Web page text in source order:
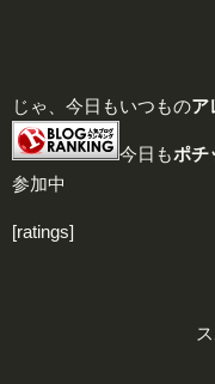
じゃ、今日もいつものア
今日もポチ
参加中
[ratings]